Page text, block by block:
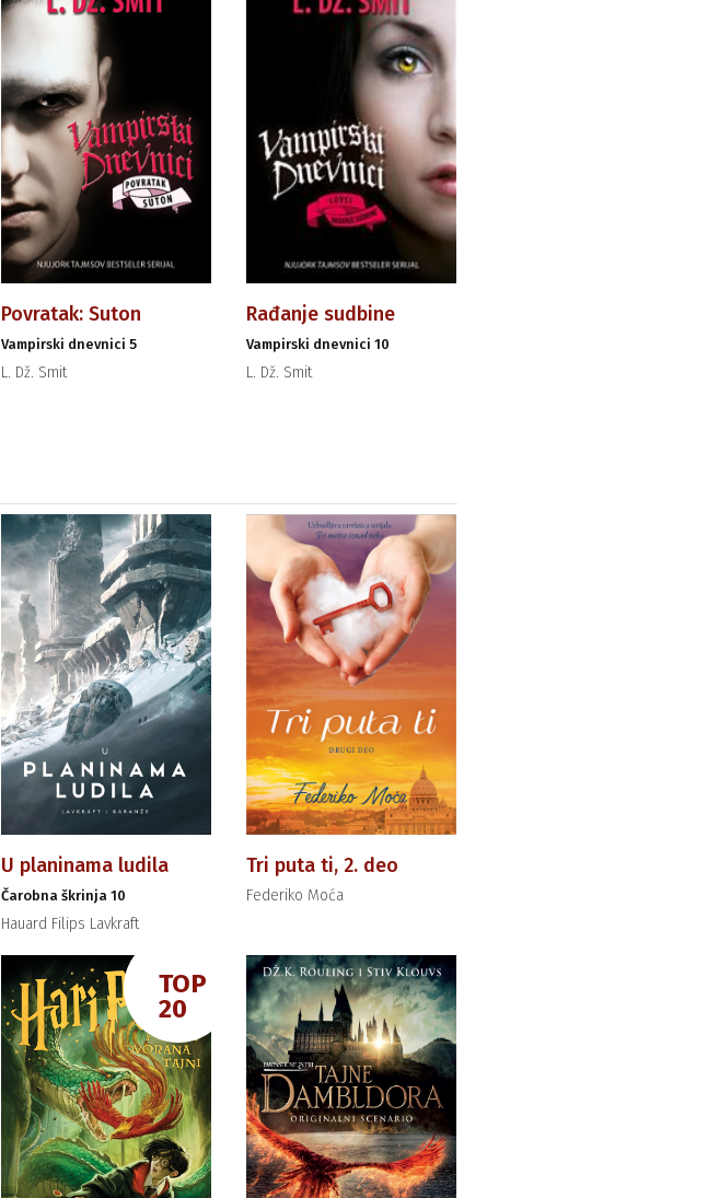
Povratak: Suton
Vampirski dnevnici 5
L. Dž. Smit
Rađanje sudbine
Vampirski dnevnici 10
L. Dž. Smit
U planinama ludila
Čarobna škrinja 10
Hauard Filips Lavkraft
Tri puta ti, 2. deo
Federiko Moća
TOP
20